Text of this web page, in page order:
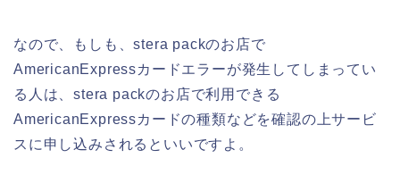
なので、もしも、stera packのお店で
AmericanExpressカードエラーが発生してしまってい
る人は、stera packのお店で利用できる
AmericanExpressカードの種類などを確認の上サービ
スに申し込みされるといいですよ。